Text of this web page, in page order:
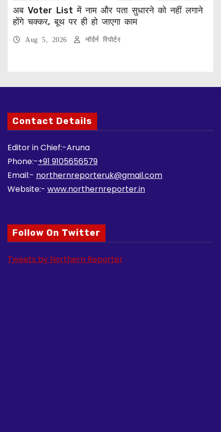
अब Voter List में नाम और पता सुधारने को नहीं लगाने
होंगे चक्कर, बूथ पर ही हो जाएगा काम
Aug 5, 2026 नॉर्दर्न रिपोर्टर
Contact Details
Editor in Chief:-Aruna
Phone:-+91 9105656579
Email:- northernreporteruk@gmail.com
Website:- www.northernreporter.in
Follow On Twitter
Tweets by Northern Reporter